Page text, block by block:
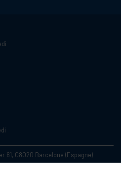
61, 08020 Barcelone (Espagne)